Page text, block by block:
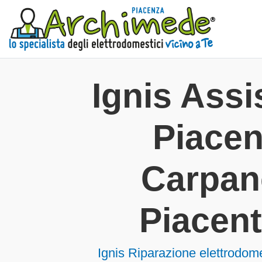
Ignis
Ignis Riparazione